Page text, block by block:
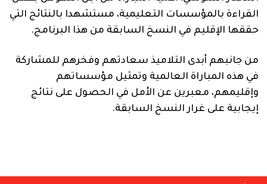
القراءة بالمؤسسات التعليمية، مستشهدا بالنتائج التي
حققها الإقليم في النسخ السابقة من هذا البرنامج.
من جانبهم أبدى التلاميذ سعادتهم وفخرهم للمشاركة
في هذه المباراة العالمية وتمثيل مؤسساتهم
وإقليمهم، معبرين عن الأمل في الحصول على نتائج
إيجابية على غرار النسخ السابقة.